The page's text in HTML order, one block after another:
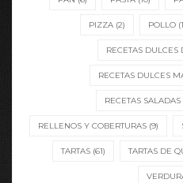
PIZZA(2) POLLO
RECETAS
RECETAS DULCES
RECETAS
RELLENOS Y COBERTURAS(9)
TARTAS(61) TARTAS DE